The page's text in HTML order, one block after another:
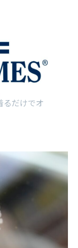
るだけでオ